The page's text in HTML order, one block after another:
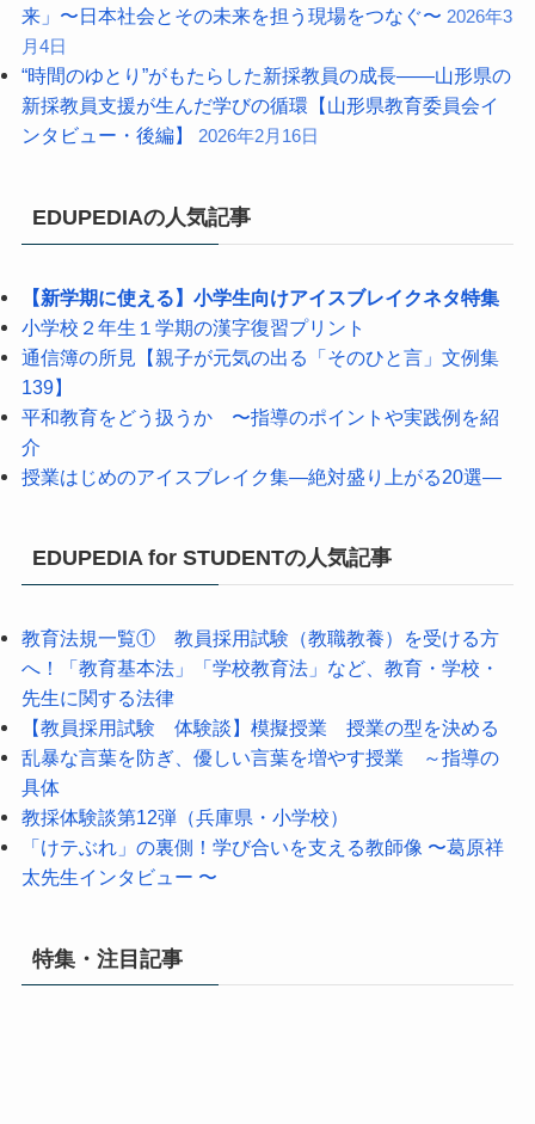
来」〜日本社会とその未来を担う現場をつなぐ〜 2026年3
月4日
“時間のゆとり”がもたらした新採教員の成長――山形県の
新採教員支援が生んだ学びの循環【山形県教育委員会イ
ンタビュー・後編】 2026年2月16日
EDUPEDIAの人気記事
【新学期に使える】小学生向けアイスブレイクネタ特集
小学校２年生１学期の漢字復習プリント
通信簿の所見【親子が元気の出る「そのひと言」文例集
139】
平和教育をどう扱うか 〜指導のポイントや実践例を紹
介
授業はじめのアイスブレイク集―絶対盛り上がる20選―
EDUPEDIA for STUDENTの人気記事
教育法規一覧① 教員採用試験（教職教養）を受ける方
へ！「教育基本法」「学校教育法」など、教育・学校・
先生に関する法律
【教員採用試験 体験談】模擬授業 授業の型を決める
乱暴な言葉を防ぎ、優しい言葉を増やす授業 ～指導の
具体
教採体験談第12弾（兵庫県・小学校）
「けテぶれ」の裏側！学び合いを支える教師像 〜葛原祥
太先生インタビュー 〜
特集・注目記事